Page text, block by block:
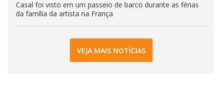
Casal foi visto em um passeio de barco durante as férias
da família da artista na França
VEJA MAIS NOTÍCIAS